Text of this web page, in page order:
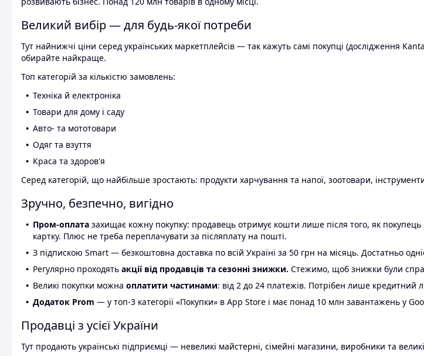
Великий вибір — для будь-якої потреби
Тут найнижчі ціни серед українських маркетплейсів — так кажуть самі покупці (дослідження
обирайте найкраще.
Топ категорій за кількістю замовлень:
Техніка й електроніка
Товари для дому і саду
Авто- та мототовари
Одяг та взуття
Краса та здоров'я
Серед категорій, що найбільше зростають: продукти харчування та напої, зоотовари,
Зручно, безпечно, вигідно
Пром-оплата захищає кожну покупку: продавець отримує кошти лише після того, як
картку. Плюс не треба переплачувати за післяплату на пошті.
З підпискою Smart — безкоштовна доставка по всій Україні за 50 грн на місяць. Достатньо
Регулярно проходять акції від продавців та сезонні знижки. Стежимо, щоб знижки були
Великі покупки можна оплатити частинами: від 2 до 24 платежів. Потрібен лише кредитний
Додаток Prom — у топ-3 категорії «Покупки» в App Store і має понад 10 млн завантажень у
Продавці з усієї України
Тут продають українські підприємці — невеликі майстерні, сімейні магазини, виробники та